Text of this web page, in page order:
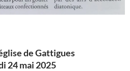
de Gattigues
24 mai 2025